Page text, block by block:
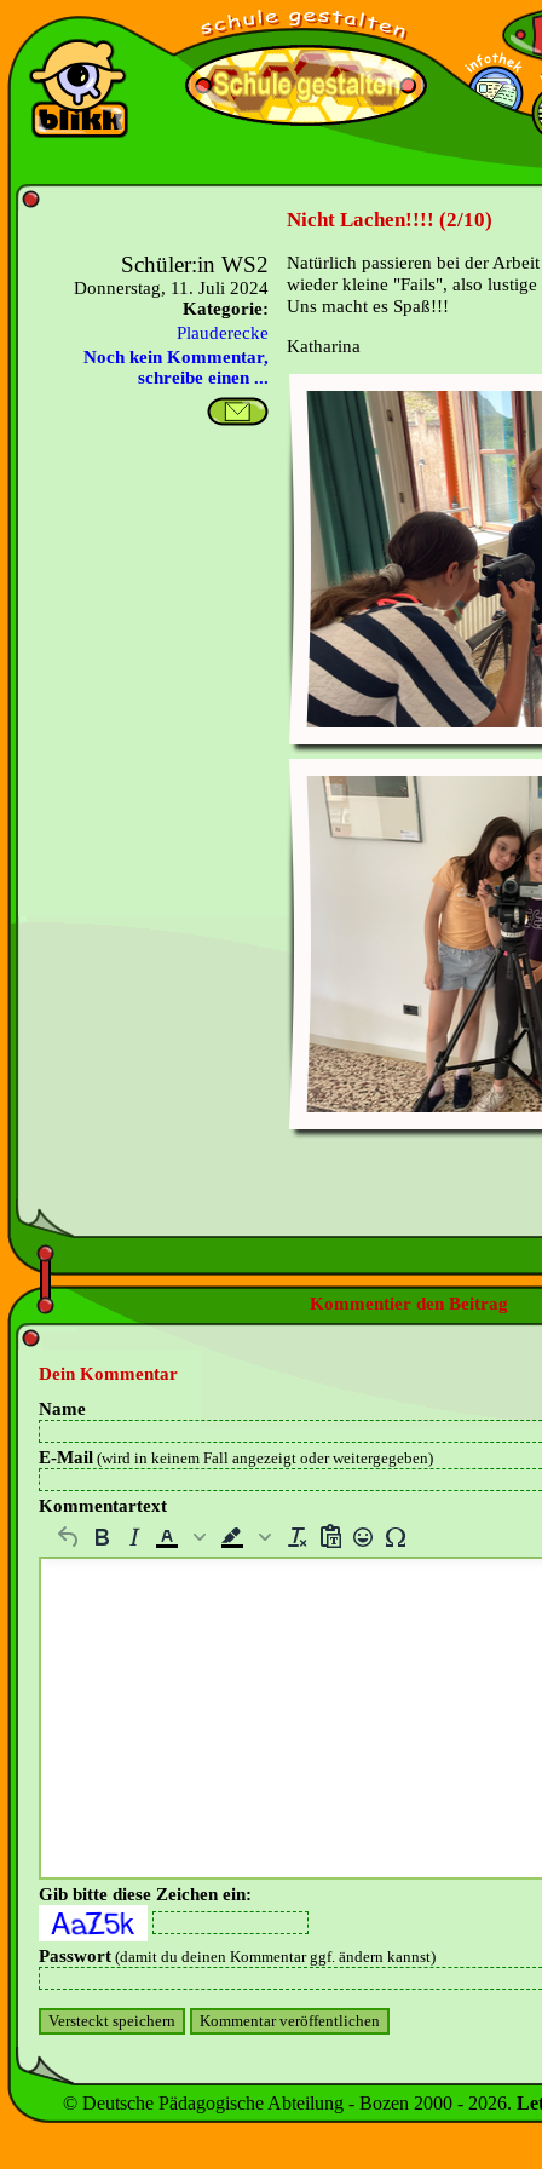
Nicht Lachen!!!! (2/10)
Schüler:in WS2
Donnerstag, 11. Juli 2024
Kategorie:
Plauderecke
Noch kein Kommentar,
schreibe einen ...
Natürlich passieren bei der
wieder kleine "Fails", also
Uns macht es Spaß!!!
Katharina
Kommentier den Beitrag
Dein Kommentar
Name
E-Mail (wird in keinem Fall angezeigt oder weitergegeben)
Kommentartext
Gib bitte diese Zeichen ein:
Passwort (damit du deinen Kommentar ggf. ändern kannst)
© Deutsche Pädagogische Abteilung - Bozen 2000 - 2026.